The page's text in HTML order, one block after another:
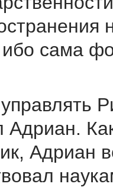
ибо сама
Адриан.
Адриан